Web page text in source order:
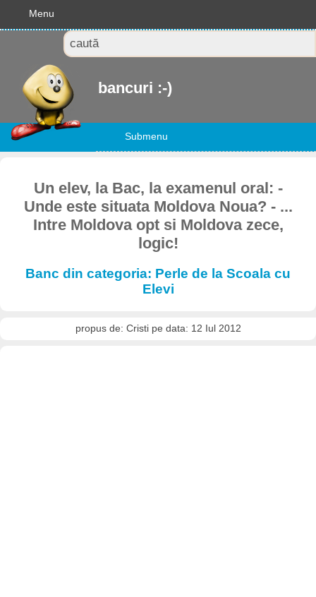
Menu
bancuri :-)
Submenu
Un elev, la Bac, la examenul oral: -
Unde este situata Moldova Noua? - ...
Intre Moldova opt si Moldova zece,
logic!
Banc din categoria: Perle de la Scoala cu
Elevi
propus de: Cristi pe data: 12 Iul 2012